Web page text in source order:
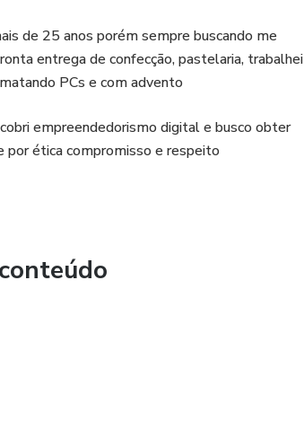
de 25 anos porém sempre buscando me
entrega de confecção, pastelaria, trabalhei
PCs e com advento
empreendedorismo digital e busco obter
ética compromisso e respeito